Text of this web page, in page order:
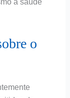
a saúde
o